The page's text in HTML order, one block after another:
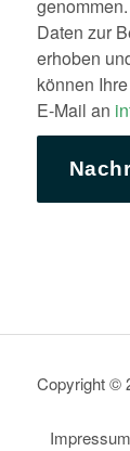
Daten zur
erhoben
können
E-Mail an
Copyright ©
Impressum